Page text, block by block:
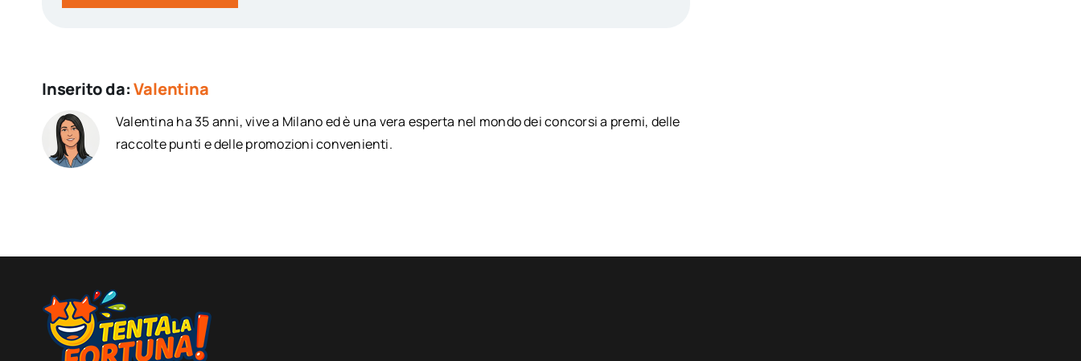
Inserito da:Valentina
Valentina ha 35 anni, vive a Milano ed è una vera esperta nel mondo dei concorsi a premi, delle
raccolte punti e delle promozioni convenienti.